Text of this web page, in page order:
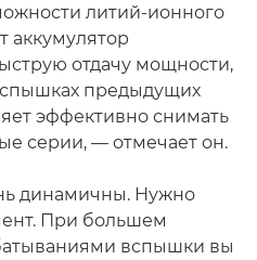
литий-ионного
аккумулятор
отдачу мощности,
предыдущих
эффективно снимать
серии, — отмечает он.
динамичны. Нужно
При большем
вспышки вы